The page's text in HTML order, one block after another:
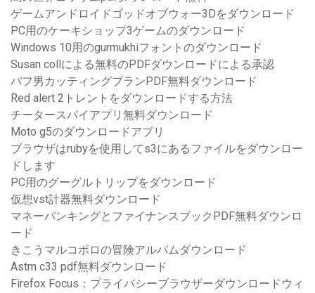
ゲームアンドロイドゴッドオブウォー3Dをダウンロード
PC用のケーキショップ3ゲームのダウンロード
Windows 10用のgurmukhiフォントのダウンロード
Susan collによる無料のPDFダウンロードによる承認
バフ男カッティングプランPDF無料ダウンロード
Red alert 2トレントをダウンロードする方法
チータースパイアプリ無料ダウンロード
Moto g5のダウンロードアプリ
ブラウザはrubyを使用してs3にあるファイルをダウンロー
ドします
PC用のグーグルトリップをダウンロード
仮想vst計器無料ダウンロード
マネーバンキングとファイナンスブックPDF無料ダウンロ
ード
きこうマルコポロの冒険アルバムダウンロード
Astm c33 pdf無料ダウンロード
Firefox Focus：プライバシーブラウザーダウンロードウィ